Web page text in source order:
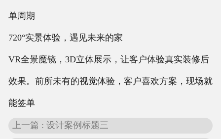
单周期
720°实景体验，遇见未来的家
VR全景魔镜，3D立体展示，让客户体验真实装修后
效果。前所未有的视觉体验，客户喜欢方案，现场就
能签单
上一篇 : 设计案例标题三